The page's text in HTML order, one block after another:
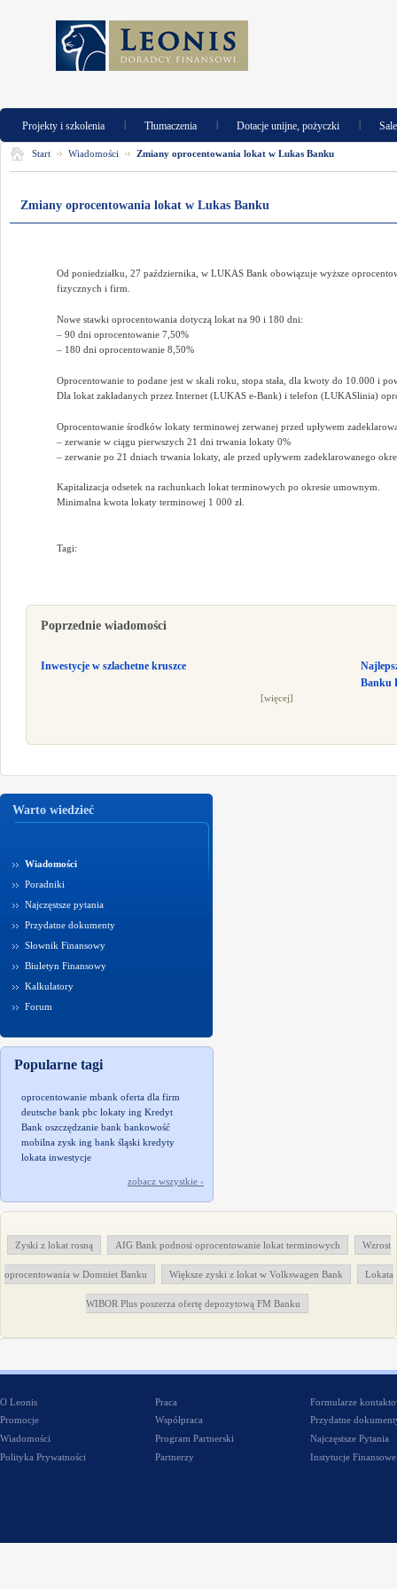
Projekty i szkolenia | Tłumaczenia | Dotacje unijne, pożyczki |
Start Wiadomości Zmiany oprocentowania lokat w Lukas Banku
Zmiany oprocentowania lokat w Lukas Banku
Od poniedziałku, 27 października, w LUKAS Bank obowiązuje wyższe
fizycznych i firm.
Nowe stawki oprocentowania dotyczą lokat na 90 i 180 dni:
– 90 dni oprocentowanie 7,50%
– 180 dni oprocentowanie 8,50%
Oprocentowanie to podane jest w skali roku, stopa stała, dla kwoty do 10.000 i
Dla lokat zakładanych przez Internet (LUKAS e-Bank) i telefon (LUKASlinia)
Oprocentowanie środków lokaty terminowej zerwanej przed upływem
– zerwanie w ciągu pierwszych 21 dni trwania lokaty 0%
– zerwanie po 21 dniach trwania lokaty, ale przed upływem zadeklarowanego
Kapitalizacja odsetek na rachunkach lokat terminowych po okresie umownym.
Minimalna kwota lokaty terminowej 1 000 zł.
Tagi:
Poprzednie wiadomości
Inwestycje w szlachetne kruszce
[więcej]
Banku
Warto wiedzieć
Wiadomości
Poradniki
Najczęstsze pytania
Przydatne dokumenty
Słownik Finansowy
Biuletyn Finansowy
Kalkulatory
Forum
Popularne tagi
oprocentowanie mbank oferta dla firm
deutsche bank pbc lokaty ing Kredyt
Bank oszczędzanie bank bankowość
mobilna zysk ing bank śląski kredyty
lokata inwestycje
zobacz wszystkie ›
Zyski z lokat rosną AIG Bank podnosi oprocentowanie lokat terminowych Wzrost
oprocentowania w Domniet Banku Większe zyski z lokat w Volkswagen Bank Lokata
WIBOR Plus poszerza ofertę depozytową FM Banku
O Leonis
Promocje
Wiadomości
Polityka Prywatności
Praca
Współpraca
Program Partnerski
Partnerzy
Formularze
Przydatne
Najczęstsze Pytania
Instytucje Finansowe